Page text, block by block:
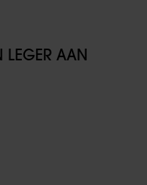
LEGER AAN